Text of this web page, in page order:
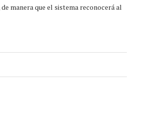
manera que el sistema reconocerá al